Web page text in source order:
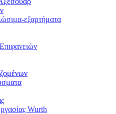
εξαρτήματα
Wurth